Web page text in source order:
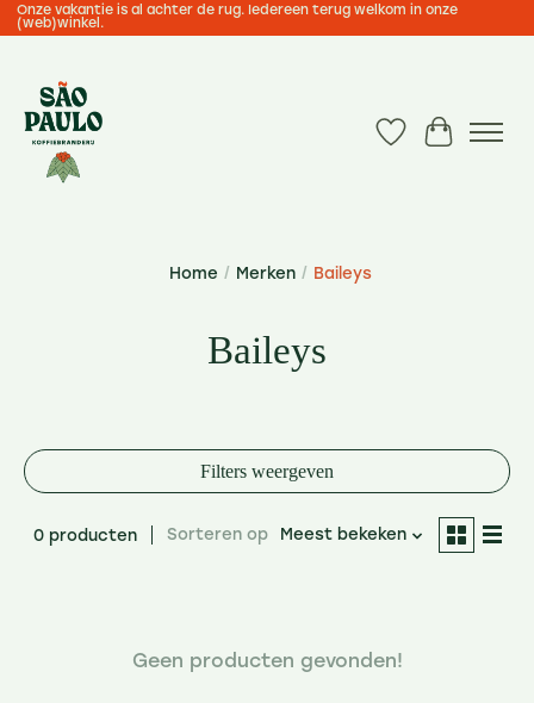
Onze vakantie is al achter de rug. Iedereen terug welkom in onze
(web)winkel.
Verlanglijst
Home / Merken / Baileys
Baileys
Filters weergeven
0 producten Sorteren op Meest bekeken
Geen producten gevonden!